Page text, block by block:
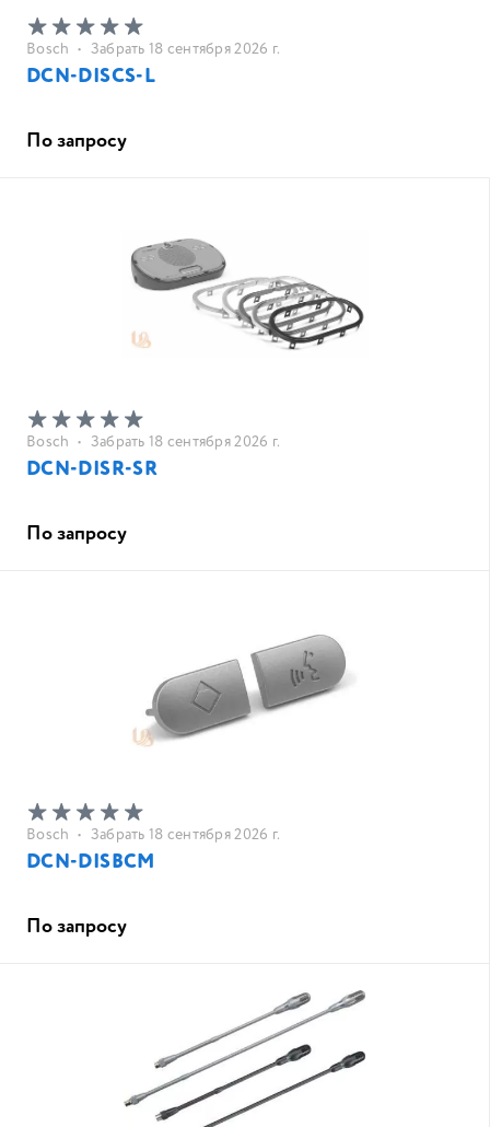
Bosch • Забрать 18 сентября 2026 г.
DCN-DISCS-L
По запросу
Bosch • Забрать 18 сентября 2026 г.
DCN-DISR-SR
По запросу
Bosch • Забрать 18 сентября 2026 г.
DCN-DISBCM
По запросу